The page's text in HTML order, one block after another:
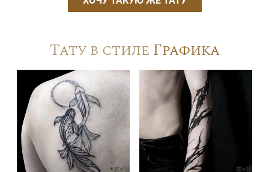
Тату в стиле Графика